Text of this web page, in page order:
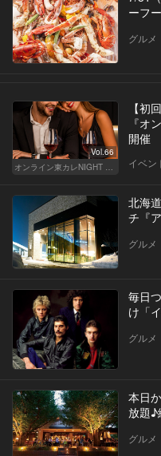
ーフ
グルメ
Vol.66
オンライン東カレNIGHT イベント募集
【初
『オ
開催
イベン
北海
チ『
グルメ
毎日
け「
グルメ
本日
放題♪
グルメ